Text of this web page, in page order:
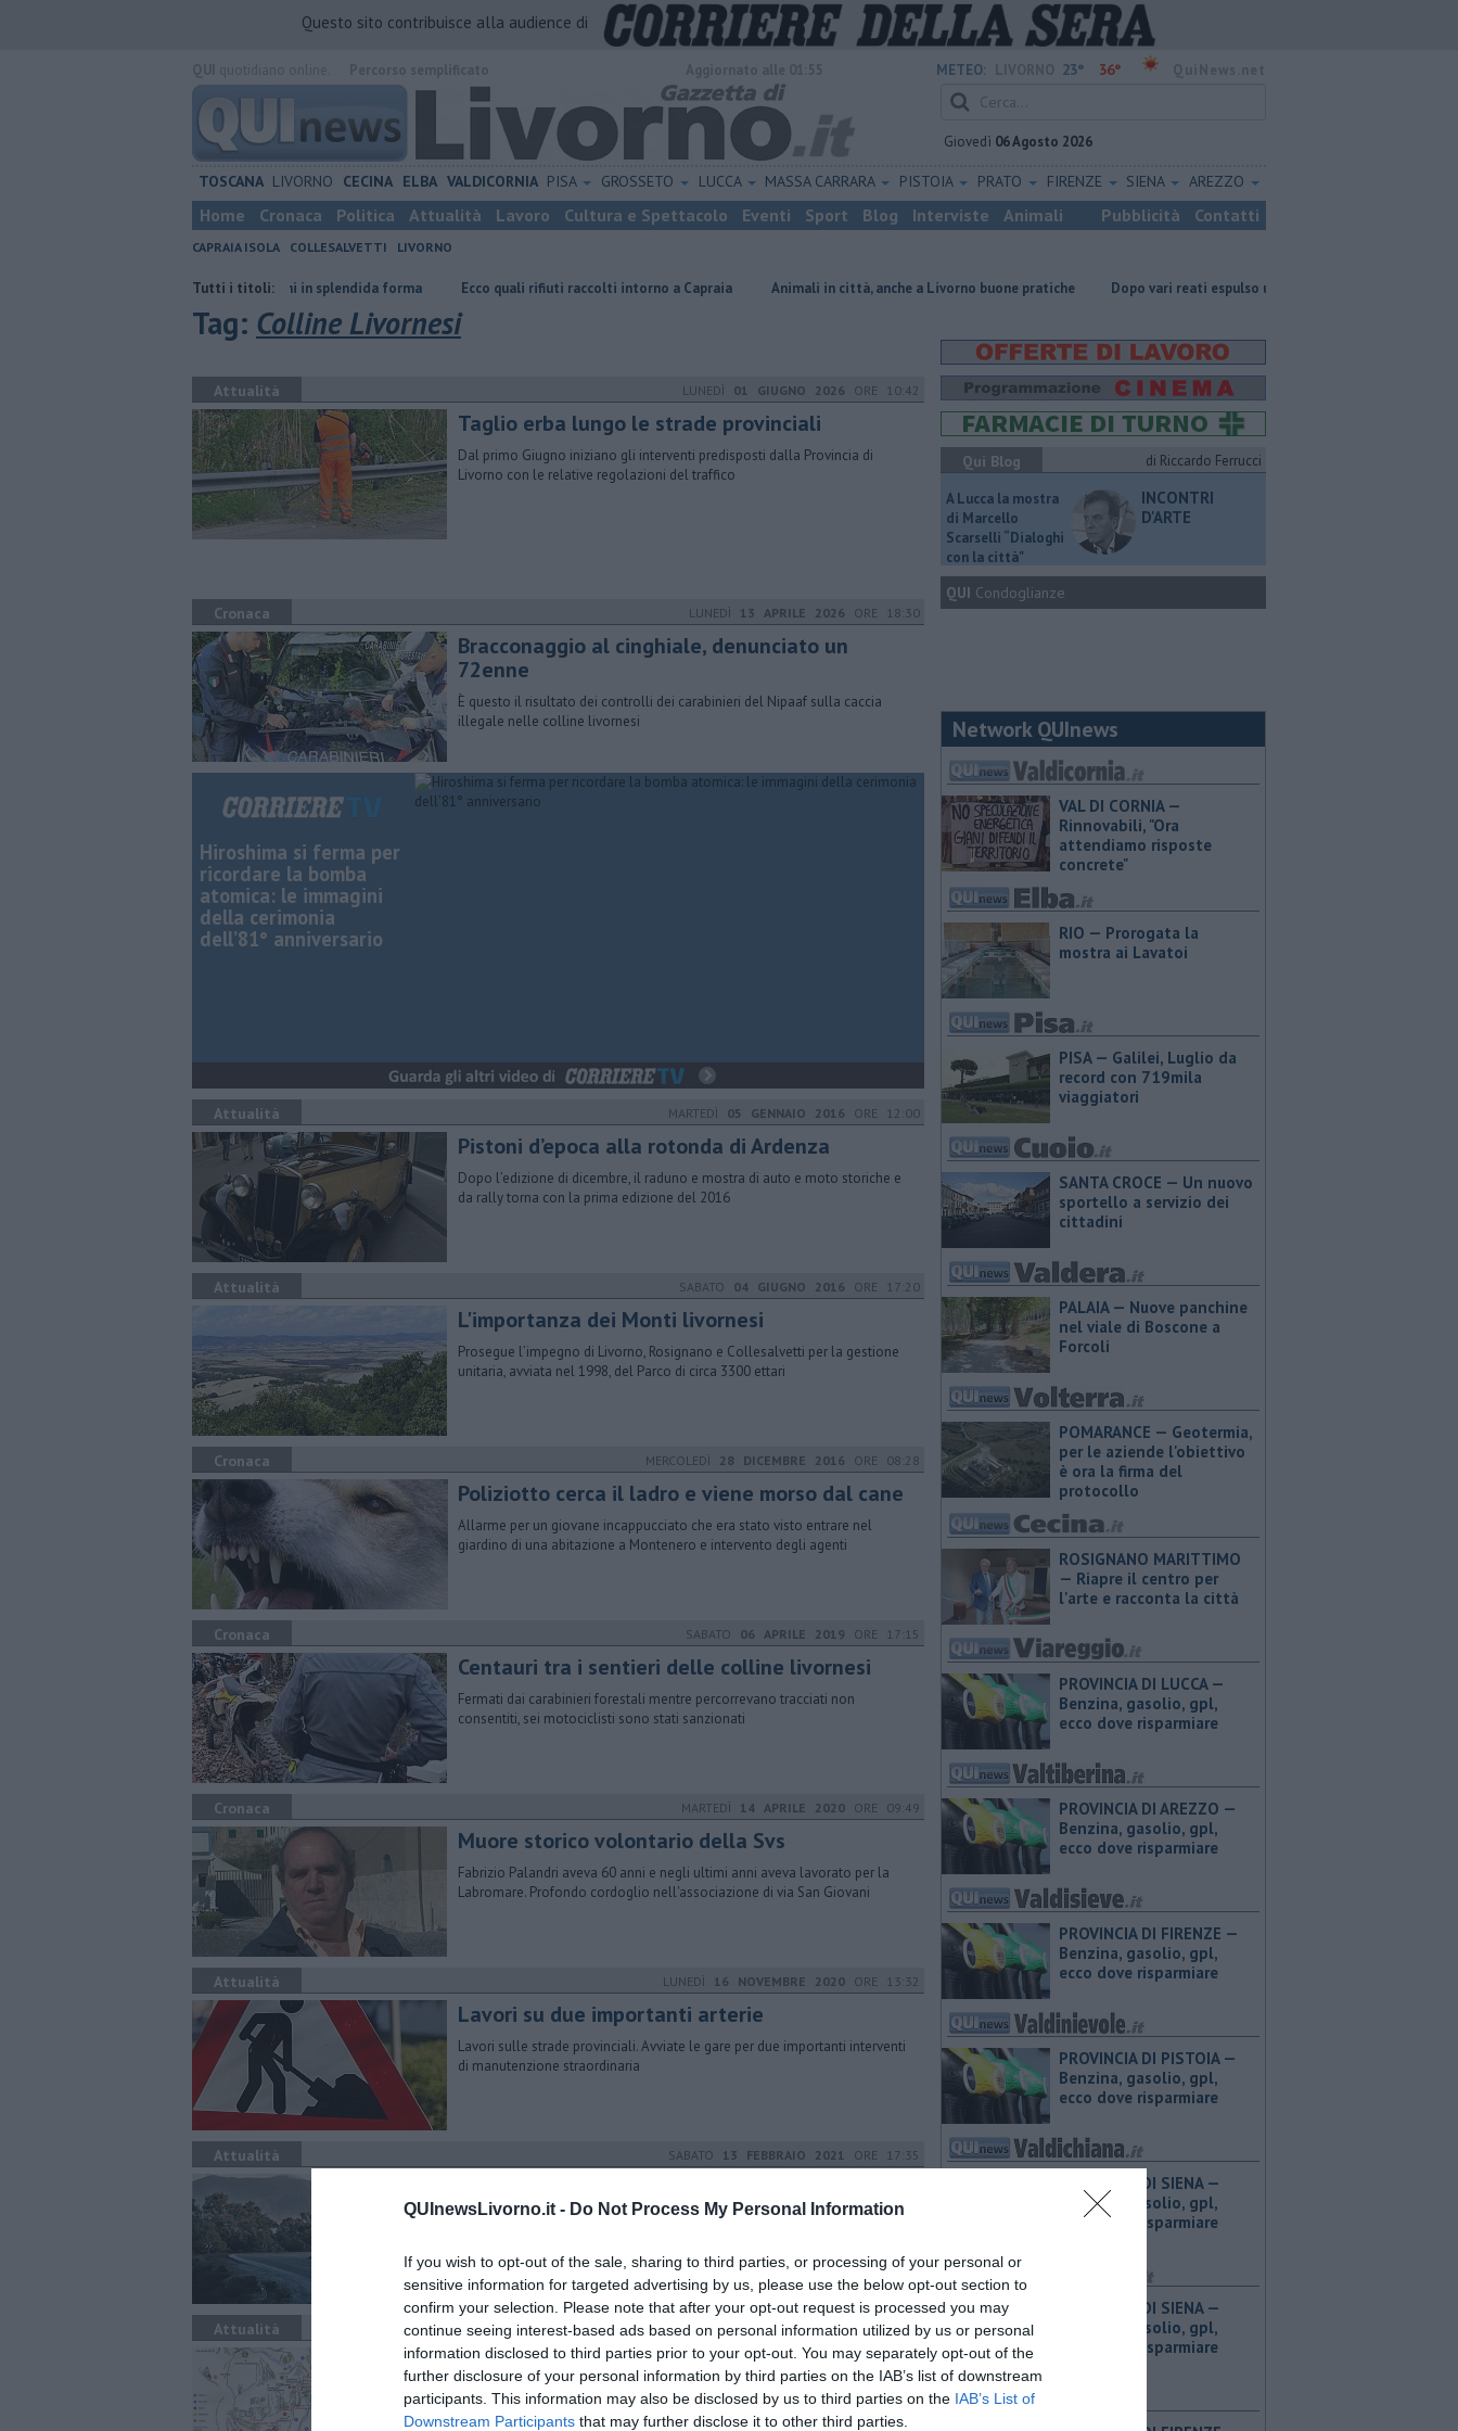
QUInewsLivorno.it - Do Not Process My Personal Information
If you wish to opt-out of the sale, sharing to third parties, or processing of your personal or
sensitive information for targeted advertising by us, please use the below opt-out section to
confirm your selection. Please note that after your opt-out request is processed you may
continue seeing interest-based ads based on personal information utilized by us or personal
information disclosed to third parties prior to your opt-out. You may separately opt-out of the
further disclosure of your personal information by third parties on the IAB’s list of downstream
participants. This information may also be disclosed by us to third parties on the IAB’s List of
Downstream Participants that may further disclose it to other third parties.
Questo sito contribuisce alla audience di
METEO: 23° 36°
Giovedì 06 Agosto 2026
TOSCANA LIVORNO CECINA ELBA VALDICORNIA PISA GROSSETO LUCCA MASSA CARRARA PISTOIA PRATO FIRENZE SIENA AREZZO
Home Cronaca Politica Attualità Lavoro Cultura e Spettacolo Eventi Sport Blog Interviste Animali Pubblicità Contatti
CAPRAIA ISOLA COLLESALVETTI LIVORNO
Tutti i titoli:
Nonna Licia, 101 anni in splendida forma Ecco quali rifiuti raccolti intorno a Capraia Animali in città, anche a Livorno buone pratiche Dopo vari reati espulso un cittadino straniero
Tag: Colline Livornesi
Attualità LUNEDÌ 01 GIUGNO 2026 ORE 10:42
Taglio erba lungo le strade provinciali
Dal primo Giugno iniziano gli interventi predisposti dalla Provincia di
Livorno con le relative regolazioni del traffico
Cronaca LUNEDÌ 13 APRILE 2026 ORE 18:30
Bracconaggio al cinghiale, denunciato un
72enne
È questo il risultato dei controlli dei carabinieri del Nipaaf sulla caccia
illegale nelle colline livornesi
Hiroshima si ferma per
ricordare la bomba
atomica: le immagini
della cerimonia
dell’81° anniversario
Attualità MARTEDÌ 05 GENNAIO 2016 ORE 12:00
Pistoni d’epoca alla rotonda di Ardenza
Dopo l’edizione di dicembre, il raduno e mostra di auto e moto storiche e
da rally torna con la prima edizione del 2016
Attualità SABATO 04 GIUGNO 2016 ORE 17:20
L'importanza dei Monti livornesi
Prosegue l’impegno di Livorno, Rosignano e Collesalvetti per la gestione
unitaria, avviata nel 1998, del Parco di circa 3300 ettari
Cronaca MERCOLEDÌ 28 DICEMBRE 2016 ORE 08:28
Poliziotto cerca il ladro e viene morso dal cane
Allarme per un giovane incappucciato che era stato visto entrare nel
giardino di una abitazione a Montenero e intervento degli agenti
Cronaca SABATO 06 APRILE 2019 ORE 17:15
Centauri tra i sentieri delle colline livornesi
Fermati dai carabinieri forestali mentre percorrevano tracciati non
consentiti, sei motociclisti sono stati sanzionati
Cronaca MARTEDÌ 14 APRILE 2020 ORE 09:49
Muore storico volontario della Svs
Fabrizio Palandri aveva 60 anni e negli ultimi anni aveva lavorato per la
Labromare. Profondo cordoglio nell'associazione di via San Giovani
Attualità LUNEDÌ 16 NOVEMBRE 2020 ORE 13:32
Lavori su due importanti arterie
Lavori sulle strade provinciali. Avviate le gare per due importanti interventi
di manutenzione straordinaria
Attualità SABATO 13 FEBBRAIO 2021 ORE 17:35
In arrivo ancora aria fredda dai Balcani che investirà gran parte della
Attualità LUNEDÌ13 GIUGNO 2022ORE 09:23
La mappa dei Monti Livornesi è realtà
Finanziata dall’Autorità della Partecipazione Pubblica della Toscana, è
stata realizzata dai Comuni di Livorno, Collesalvetti e Rosignano
Qui Blog di Riccardo Ferrucci
A Lucca la mostra
di Marcello
Scarselli “Dialoghi
con la città"
INCONTRI
D'ARTE
QUI Condoglianze
Network QUInews
VAL DI CORNIA —
Rinnovabili, "Ora
attendiamo risposte
concrete"
RIO — Prorogata la
mostra ai Lavatoi
PISA — Galilei, Luglio da
record con 719mila
viaggiatori
SANTA CROCE — Un nuovo
sportello a servizio dei
cittadini
PALAIA — Nuove panchine
nel viale di Boscone a
Forcoli
POMARANCE — Geotermia,
per le aziende l'obiettivo
è ora la firma del
protocollo
ROSIGNANO MARITTIMO
— Riapre il centro per
l'arte e racconta la città
PROVINCIA DI LUCCA — ​
Benzina, gasolio, gpl,
ecco dove risparmiare
PROVINCIA DI AREZZO — ​
Benzina, gasolio, gpl,
ecco dove risparmiare
PROVINCIA DI FIRENZE — ​
Benzina, gasolio, gpl,
ecco dove risparmiare
PROVINCIA DI PISTOIA — ​
Benzina, gasolio, gpl,
ecco dove risparmiare
PROVINCIA DI SIENA — ​
Benzina, gasolio, gpl,
ecco dove risparmiare
PROVINCIA DI SIENA — ​
Benzina, gasolio, gpl,
ecco dove risparmiare